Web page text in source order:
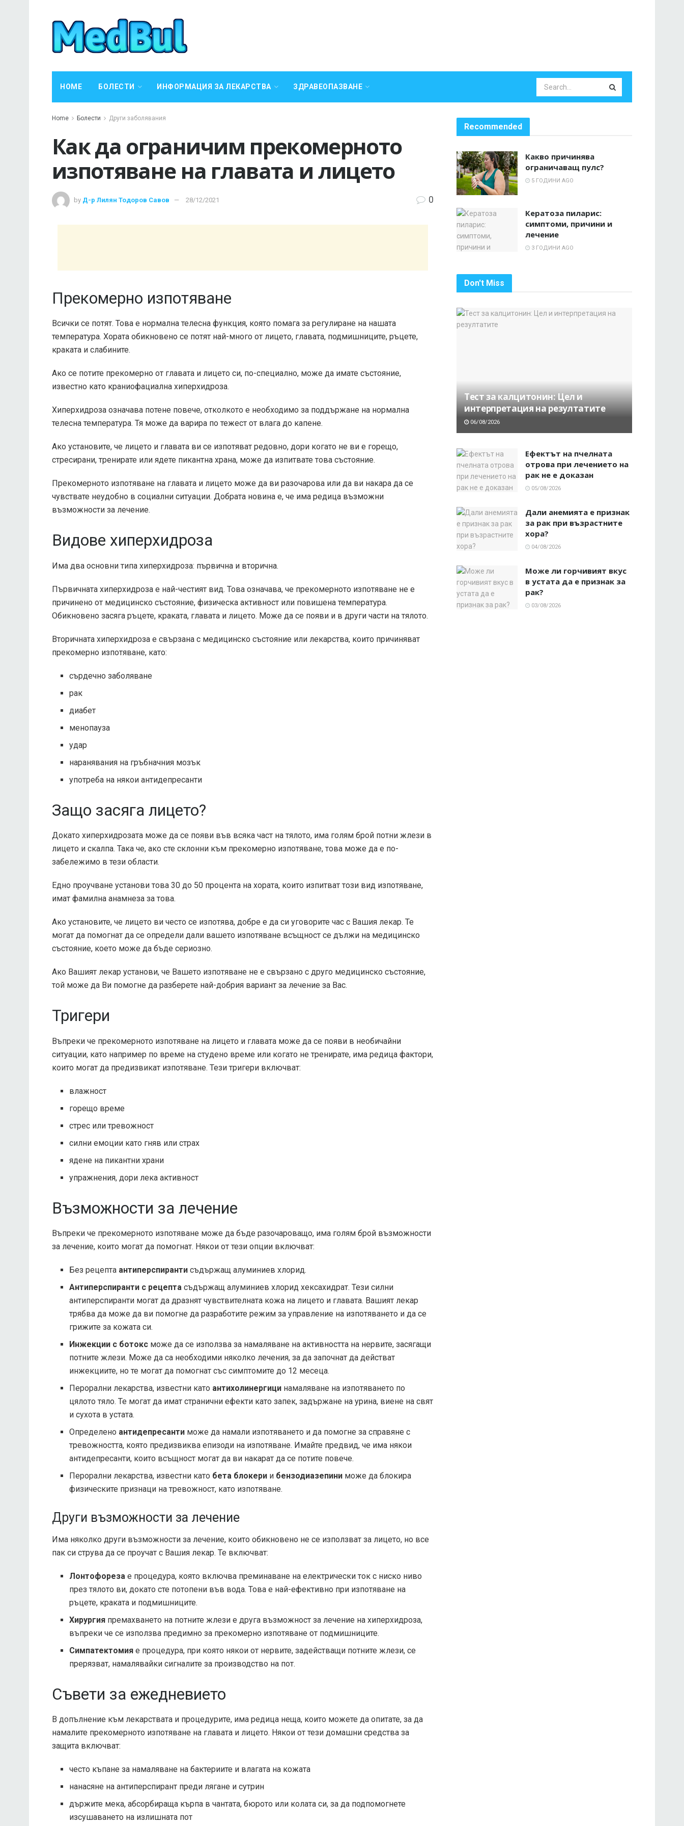
HOME БОЛЕСТИ ИНФОРМАЦИЯ ЗА ЛЕКАРСТВА ЗДРАВЕОПАЗВАНЕ
Home Болести Други заболявания
Как да ограничим прекомерното
изпотяване на главата и лицето
by Д-р Лилян Тодоров Савов 28/12/2021 0
Прекомерно изпотяване
Всички се потят. Това е нормална телесна функция, която помага за регулиране на нашата
температура. Хората обикновено се потят най-много от лицето, главата, подмишниците, ръцете,
краката и слабините.
Ако се потите прекомерно от главата и лицето си, по-специално, може да имате състояние,
известно като краниофациална хиперхидроза.
Хиперхидроза означава потене повече, отколкото е необходимо за поддържане на нормална
телесна температура. Тя може да варира по тежест от влага до капене.
Ако установите, че лицето и главата ви се изпотяват редовно, дори когато не ви е горещо,
стресирани, тренирате или ядете пикантна храна, може да изпитвате това състояние.
Прекомерното изпотяване на главата и лицето може да ви разочарова или да ви накара да се
чувствате неудобно в социални ситуации. Добрата новина е, че има редица възможни
възможности за лечение.
Видове хиперхидроза
Има два основни типа хиперхидроза: първична и вторична.
Първичната хиперхидроза е най-честият вид. Това означава, че прекомерното изпотяване не е
причинено от медицинско състояние, физическа активност или повишена температура.
Обикновено засяга ръцете, краката, главата и лицето. Може да се появи и в други части на тялото.
Вторичната хиперхидроза е свързана с медицинско състояние или лекарства, които причиняват
прекомерно изпотяване, като:
сърдечно заболяване
рак
диабет
менопауза
удар
наранявания на гръбначния мозък
употреба на някои антидепресанти
Защо засяга лицето?
Докато хиперхидрозата може да се появи във всяка част на тялото, има голям брой потни жлези в
лицето и скалпа. Така че, ако сте склонни към прекомерно изпотяване, това може да е по-
забележимо в тези области.
Едно проучване установи това 30 до 50 процента на хората, които изпитват този вид изпотяване,
имат фамилна анамнеза за това.
Ако установите, че лицето ви често се изпотява, добре е да си уговорите час с Вашия лекар. Те
могат да помогнат да се определи дали вашето изпотяване всъщност се дължи на медицинско
състояние, което може да бъде сериозно.
Ако Вашият лекар установи, че Вашето изпотяване не е свързано с друго медицинско състояние,
той може да Ви помогне да разберете най-добрия вариант за лечение за Вас.
Тригери
Въпреки че прекомерното изпотяване на лицето и главата може да се появи в необичайни
ситуации, като например по време на студено време или когато не тренирате, има редица фактори,
които могат да предизвикат изпотяване. Тези тригери включват:
влажност
горещо време
стрес или тревожност
силни емоции като гняв или страх
ядене на пикантни храни
упражнения, дори лека активност
Възможности за лечение
Въпреки че прекомерното изпотяване може да бъде разочароващо, има голям брой възможности
за лечение, които могат да помогнат. Някои от тези опции включват:
Без рецепта антиперспиранти съдържащ алуминиев хлорид.
Антиперспиранти с рецепта съдържащ алуминиев хлорид хексахидрат. Тези силни
антиперспиранти могат да дразнят чувствителната кожа на лицето и главата. Вашият лекар
трябва да може да ви помогне да разработите режим за управление на изпотяването и да се
грижите за кожата си.
Инжекции с ботокс може да се използва за намаляване на активността на нервите, засягащи
потните жлези. Може да са необходими няколко лечения, за да започнат да действат
инжекциите, но те могат да помогнат със симптомите до 12 месеца.
Перорални лекарства, известни като антихолинергици намаляване на изпотяването по
цялото тяло. Те могат да имат странични ефекти като запек, задържане на урина, виене на свят
и сухота в устата.
Определено антидепресанти може да намали изпотяването и да помогне за справяне с
тревожността, която предизвиква епизоди на изпотяване. Имайте предвид, че има някои
антидепресанти, които всъщност могат да ви накарат да се потите повече.
Перорални лекарства, известни като бета блокери и бензодиазепини може да блокира
физическите признаци на тревожност, като изпотяване.
Други възможности за лечение
Има няколко други възможности за лечение, които обикновено не се използват за лицето, но все
пак си струва да се проучат с Вашия лекар. Те включват:
Лонтофореза е процедура, която включва преминаване на електрически ток с ниско ниво
през тялото ви, докато сте потопени във вода. Това е най-ефективно при изпотяване на
ръцете, краката и подмишниците.
Хирургия премахването на потните жлези е друга възможност за лечение на хиперхидроза,
въпреки че се използва предимно за прекомерно изпотяване от подмишниците.
Симпатектомия е процедура, при която някои от нервите, задействащи потните жлези, се
прерязват, намалявайки сигналите за производство на пот.
Съвети за ежедневието
В допълнение към лекарствата и процедурите, има редица неща, които можете да опитате, за да
намалите прекомерното изпотяване на главата и лицето. Някои от тези домашни средства за
защита включват:
често къпане за намаляване на бактериите и влагата на кожата
нанасяне на антиперспирант преди лягане и сутрин
държите мека, абсорбираща кърпа в чантата, бюрото или колата си, за да подпомогнете
изсушаването на излишната пот
Recommended
Какво причинява
ограничаващ пулс?
5 ГОДИНИ AGO
Кератоза пиларис:
симптоми, причини и
лечение
3 ГОДИНИ AGO
Don't Miss
Тест за калцитонин: Цел и
интерпретация на резултатите
06/08/2026
Ефектът на пчелната
отрова при лечението на
рак не е доказан
05/08/2026
Дали анемията е признак
за рак при възрастните
хора?
04/08/2026
Може ли горчивият вкус
в устата да е признак за
рак?
03/08/2026